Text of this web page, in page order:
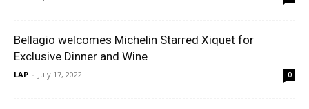
Bellagio welcomes Michelin Starred Xiquet for
Exclusive Dinner and Wine
LAP - July 17, 2022 0